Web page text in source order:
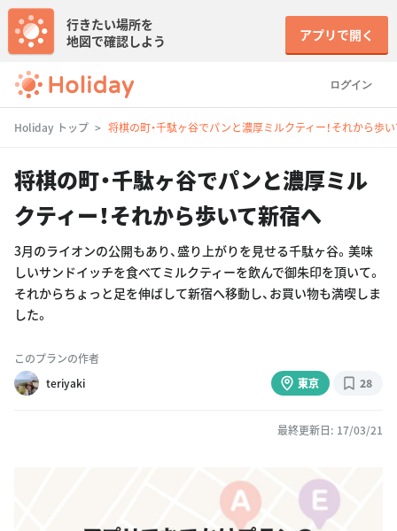
ログイン
行きたい場所を
地図で確認しよう
アプリで開く
Holiday トップ 将棋の町・千駄ヶ谷でパンと濃厚ミルクティー！それから歩
将棋の町・千駄ヶ谷でパンと濃厚ミル
クティー！それから歩いて新宿へ
3月のライオンの公開もあり、盛り上がりを見せる千駄ヶ谷。美味
しいサンドイッチを食べてミルクティーを飲んで御朱印を頂いて。
それからちょっと足を伸ばして新宿へ移動し、お買い物も満喫しま
した。
このプランの作者
teriyaki
東京 28
最終更新日: 17/03/21